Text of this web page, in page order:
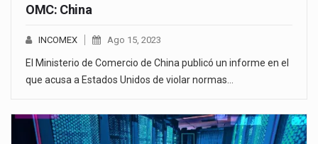
OMC: China
INCOMEX Ago 15, 2023
El Ministerio de Comercio de China publicó un informe en el
que acusa a Estados Unidos de violar normas…